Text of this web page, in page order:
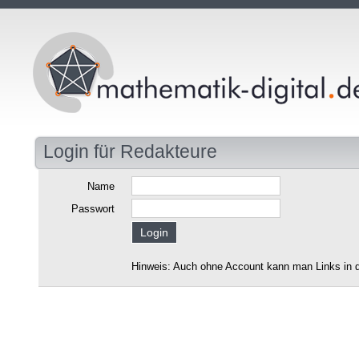
Login für Redakteure
Name
Passwort
Hinweis: Auch ohne Account kann man Links in